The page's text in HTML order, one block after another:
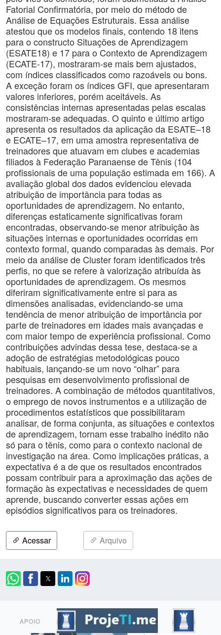
Fatorial Confirmatória, por meio do método de
Análise de Equações Estruturais. Essa análise
atestou que os modelos finais, contendo 18 itens
para o constructo Situações de Aprendizagem
(ESATE18) e 17 para o Contexto de Aprendizagem
(ECATE-17), mostraram-se mais bem ajustados,
com índices classificados como razoáveis ou bons.
A exceção foram os índices GFI, que apresentaram
valores inferiores, porém aceitáveis. As
consistências internas apresentadas pelas escalas
mostraram-se adequadas. O quinto e último artigo
apresenta os resultados da aplicação da ESATE–18
e ECATE–17, em uma amostra representativa de
treinadores que atuavam em clubes e academias
filiados à Federação Paranaense de Tênis (104
profissionais de uma população estimada em 166). A
avaliação global dos dados evidenciou elevada
atribuição de importância para todas as
oportunidades de aprendizagem. No entanto,
diferenças estaticamente significativas foram
encontradas, observando-se menor atribuição às
situações internas e oportunidades ocorridas em
contexto formal, quando comparadas às demais. Por
meio da análise de Cluster foram identificados três
perfis, no que se refere à valorização atribuída às
oportunidades de aprendizagem. Os mesmos
diferiram significativamente entre si para as
dimensões analisadas, evidenciando-se uma
tendência de menor atribuição de importância por
parte de treinadores em idades mais avançadas e
com maior tempo de experiência profissional. Como
contribuições advindas dessa tese, destaca-se a
adoção de estratégias metodológicas pouco
habituais, lançando-se um novo “olhar” para
pesquisas em desenvolvimento profissional de
treinadores. A combinação de métodos quantitativos,
o emprego de novos instrumentos e a utilização de
procedimentos estatísticos que possibilitaram
analisar, de forma conjunta, as situações e contextos
de aprendizagem, tornam esse trabalho inédito não
só para o tênis, como para o contexto nacional de
investigação na área. Como implicações práticas, a
expectativa é a de que os resultados encontrados
possam contribuir para a aproximação das ações de
formação às expectativas e necessidades de quem
aprende, buscando converter essas ações em
episódios significativos para os treinadores.
Acessar Arquivo
APOIO